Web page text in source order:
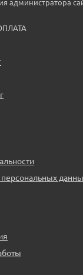
администратора
персональных